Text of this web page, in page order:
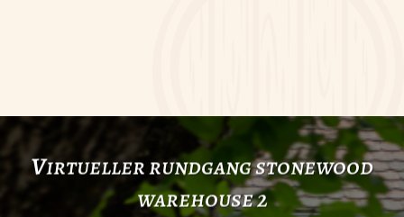
virtueller rundgang stonewood
warehouse 2